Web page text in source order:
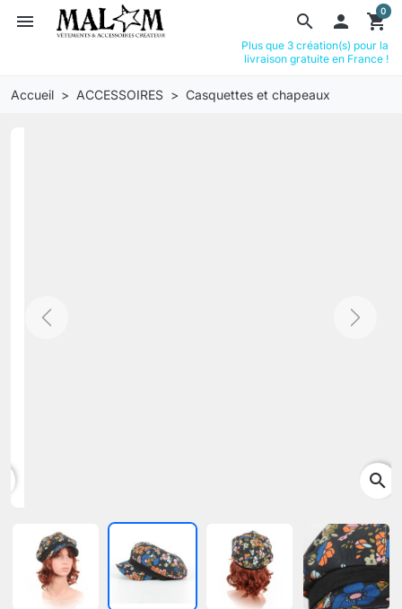
search
menu  shopping_cart
0
Plus que 3 création(s) pour la
livraison gratuite en France !
Accueil ACCESSOIRES Casquettes et chapeaux
Previous Next
search